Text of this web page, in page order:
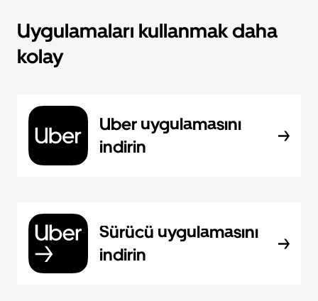
Uygulamaları kullanmak daha
kolay
Uber uygulamasını
indirin
Sürücü uygulamasını
indirin